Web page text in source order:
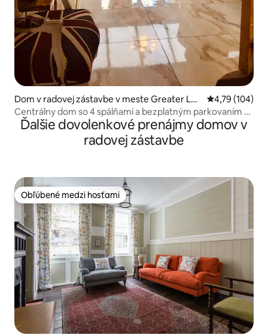
Dom v radovej zástavbe v meste Greater Lon
don
Priemerné
4,79 (104)
Centrálny dom so 4 spálňami a bezplatným parkovaním v
záhrade
Ďalšie dovolenkové prenájmy domov v
radovej zástavbe
Obľúbené medzi hosťami
Obľúbené medzi hosťami